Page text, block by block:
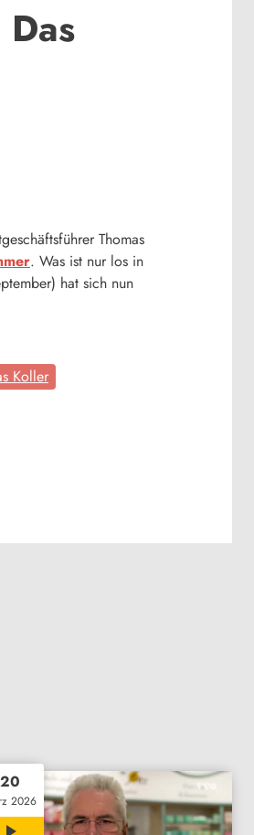
Thomas
. Was ist nur los in
hat sich nun
Koller
20
2026